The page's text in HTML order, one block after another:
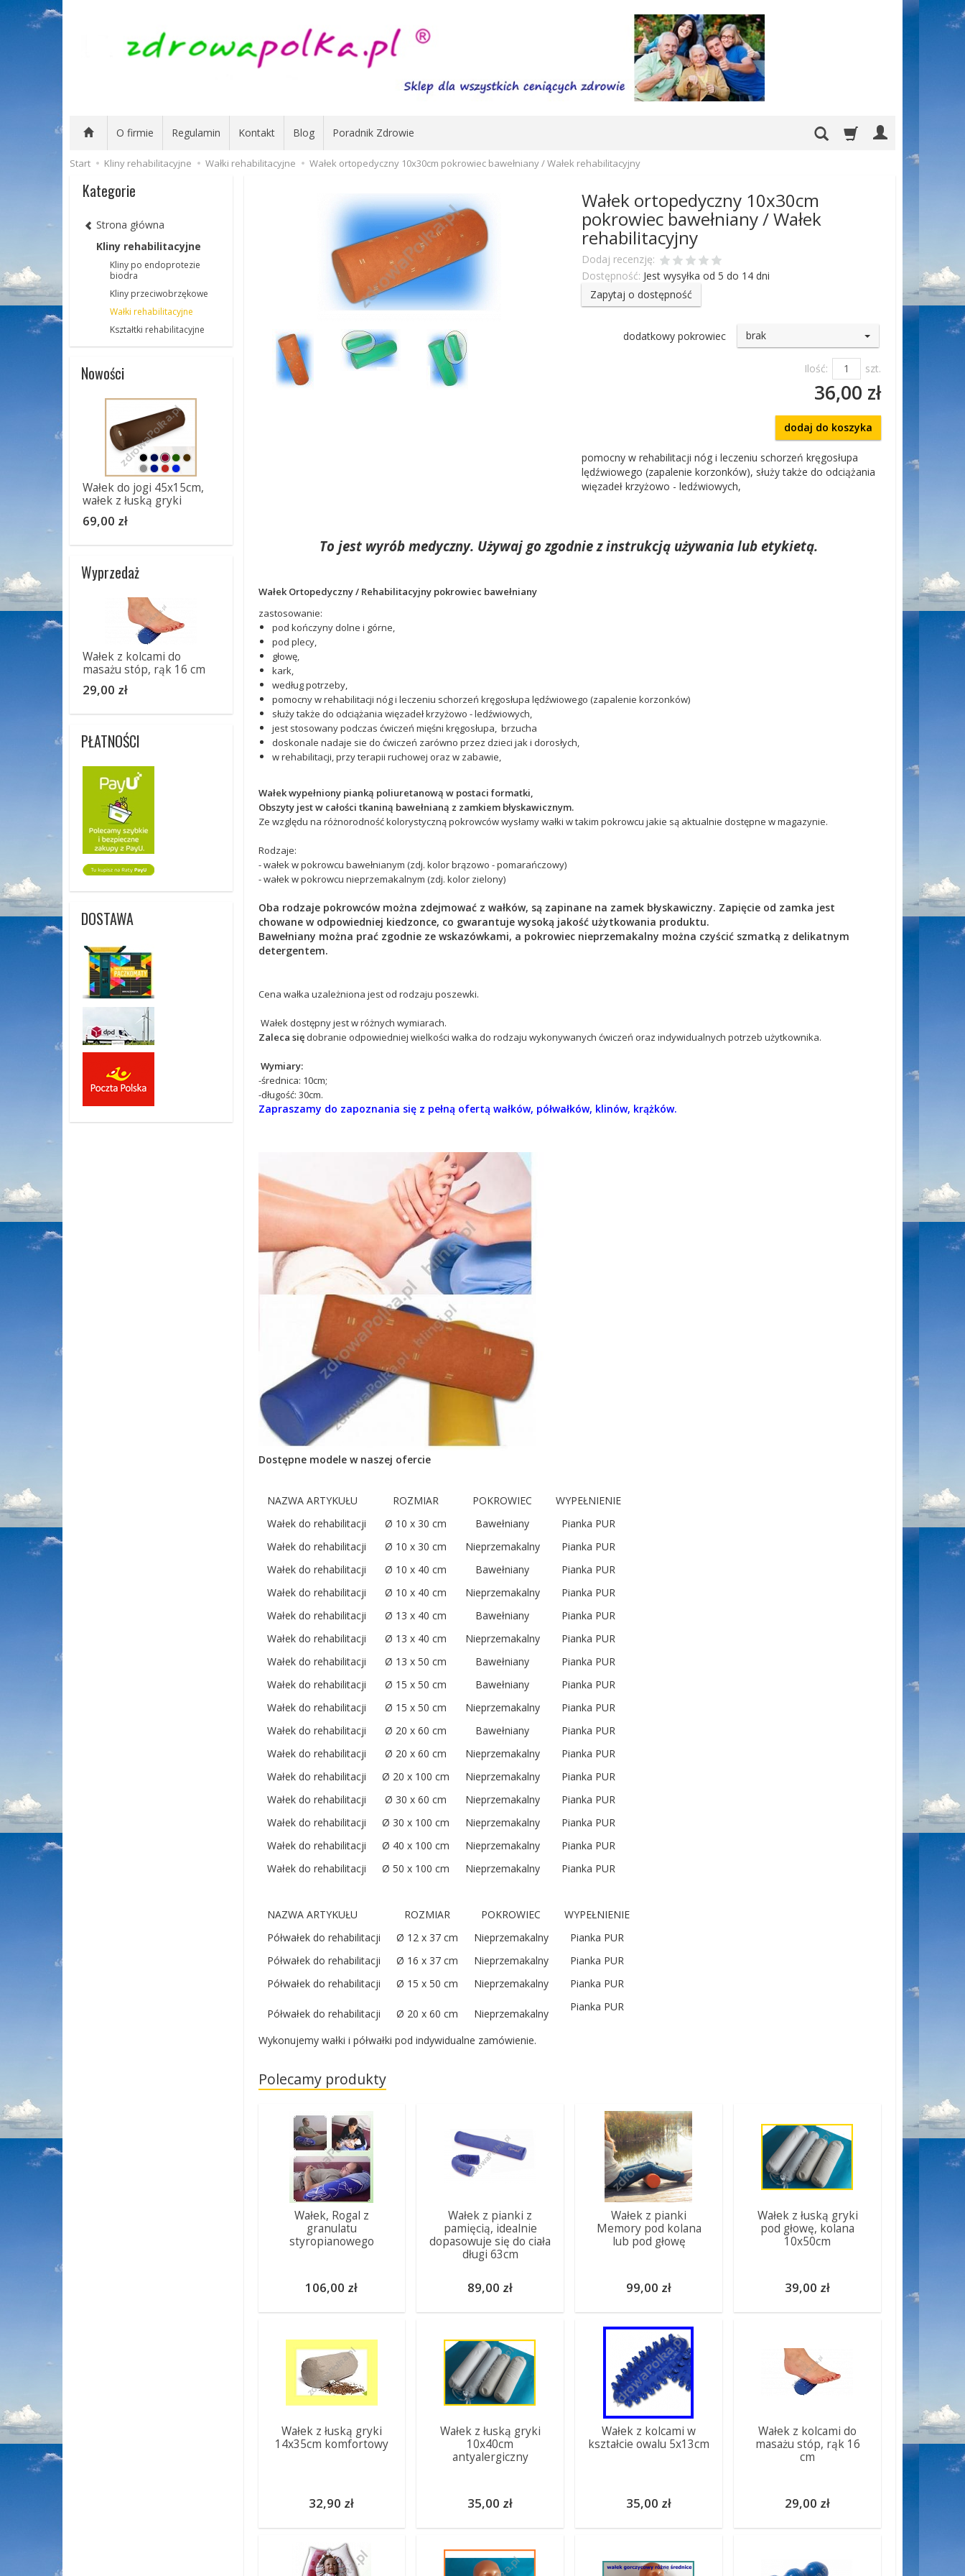
O firmie Regulamin Kontakt Blog Poradnik Zdrowie
Start Kliny rehabilitacyjne Wałki rehabilitacyjne Wałek ortopedyczny 10x30cm pokrowiec bawełniany / Wałek rehabilitacyjny
Wałek ortopedyczny 10x30cm
pokrowiec bawełniany / Wałek
rehabilitacyjny
Dodaj recenzję:
Dostępność: Jest wysyłka od 5 do 14 dni
Zapytaj o dostępność
dodatkowy pokrowiec brak
Ilość: szt.
36,00 zł
dodaj do koszyka
pomocny w rehabilitacji nóg i leczeniu schorzeń kręgosłupa
lędźwiowego (zapalenie korzonków), służy także do odciążania
więzadeł krzyżowo - ledźwiowych,
To jest wyrób medyczny. Używaj go zgodnie z instrukcją używania lub etykietą.
Wałek Ortopedyczny / Rehabilitacyjny pokrowiec bawełniany
zastosowanie:
pod kończyny dolne i górne,
pod plecy,
głowę,
kark,
według potrzeby,
pomocny w rehabilitacji nóg i leczeniu schorzeń kręgosłupa lędźwiowego (zapalenie korzonków)
służy także do odciążania więzadeł krzyżowo - ledźwiowych,
jest stosowany podczas ćwiczeń mięśni kręgosłupa, brzucha
doskonale nadaje sie do ćwiczeń zarówno przez dzieci jak i dorosłych,
w rehabilitacji, przy terapii ruchowej oraz w zabawie,
Wałek wypełniony pianką poliuretanową w postaci formatki,
Obszyty jest w całości tkaniną bawełnianą z zamkiem błyskawicznym.
Ze względu na różnorodność kolorystyczną pokrowców wysłamy wałki w takim pokrowcu jakie są aktualnie dostępne w magazynie.
Rodzaje:
- wałek w pokrowcu bawełnianym (zdj. kolor brązowo - pomarańczowy)
- wałek w pokrowcu nieprzemakalnym (zdj. kolor zielony)
Oba rodzaje pokrowców można zdejmować z wałków, są zapinane na zamek błyskawiczny. Zapięcie od zamka jest
chowane w odpowiedniej kiedzonce, co gwarantuje wysoką jakość użytkowania produktu.
Bawełniany można prać zgodnie ze wskazówkami, a pokrowiec nieprzemakalny można czyścić szmatką z delikatnym
detergentem.
Cena wałka uzależniona jest od rodzaju poszewki.
Wałek dostępny jest w różnych wymiarach.
Zaleca siędobranie odpowiedniej wielkości wałka do rodzaju wykonywanych ćwiczeń oraz indywidualnych potrzeb użytkownika.
Wymiary:
-średnica: 10cm;
-długość: 30cm.
Zapraszamy do zapoznania się z pełną ofertą wałków, półwałków, klinów, krążków.
Dostępne modele w naszej ofercie
NAZWA ARTYKUŁU ROZMIAR POKROWIEC
WYPEŁNIENIE
Wałek do rehabilitacji
Ø 10 x 30 cm Bawełniany
Pianka PUR
Wałek do rehabilitacji
Ø 10 x 30 cm Nieprzemakalny
Pianka PUR
Wałek do rehabilitacji
Ø 10 x 40 cm Bawełniany
Pianka PUR
Wałek do rehabilitacji
Ø 10 x 40 cm Nieprzemakalny
Pianka PUR
Wałek do rehabilitacji
Ø 13 x 40 cm Bawełniany
Pianka PUR
Wałek do rehabilitacji
Ø 13 x 40 cm Nieprzemakalny
Pianka PUR
Wałek do rehabilitacji
Ø 13 x 50 cm Bawełniany
Pianka PUR
Wałek do rehabilitacji
Ø 15 x 50 cm Bawełniany
Pianka PUR
Wałek do rehabilitacji
Ø 15 x 50 cm Nieprzemakalny
Pianka PUR
Wałek do rehabilitacji
Ø 20 x 60 cm Bawełniany
Pianka PUR
Wałek do rehabilitacji
Ø 20 x 60 cm Nieprzemakalny
Pianka PUR
Wałek do rehabilitacji
Ø 20 x 100 cm Nieprzemakalny
Pianka PUR
Wałek do rehabilitacji
Ø 30 x 60 cm Nieprzemakalny
Pianka PUR
Wałek do rehabilitacji
Ø 30 x 100 cm Nieprzemakalny
Pianka PUR
Wałek do rehabilitacji
Ø 40 x 100 cm Nieprzemakalny
Pianka PUR
Wałek do rehabilitacji
Ø 50 x 100 cm Nieprzemakalny Pianka PUR
NAZWA ARTYKUŁU ROZMIAR POKROWIEC
WYPEŁNIENIE
Półwałek do rehabilitacji
Ø 12 x 37 cm Nieprzemakalny
Pianka PUR
Półwałek do rehabilitacji
Ø 16 x 37 cm Nieprzemakalny
Pianka PUR
Półwałek do rehabilitacji
Ø 15 x 50 cm Nieprzemakalny Pianka PUR
Półwałek do rehabilitacji Ø 20 x 60 cm Nieprzemakalny
Pianka PUR
Wykonujemy wałki i półwałki pod indywidualne zamówienie.
Polecamy produkty
Wałek, Rogal z
granulatu
styropianowego
106,00 zł
Wałek z pianki z
pamięcią, idealnie
dopasowuje się do ciała
długi 63cm
89,00 zł
Wałek z pianki
Memory pod kolana
lub pod głowę
99,00 zł
Wałek z łuską gryki
pod głowę, kolana
10x50cm
39,00 zł
Wałek z łuską gryki
14x35cm komfortowy
32,90 zł
Wałek z łuską gryki
10x40cm
antyalergiczny
35,00 zł
Wałek z kolcami w
kształcie owalu 5x13cm
35,00 zł
Wałek z kolcami do
masażu stóp, rąk 16
cm
29,00 zł
Kategorie
Strona główna
Kliny rehabilitacyjne
Kliny po endoprotezie
biodra
Kliny przeciwobrzękowe
Wałki rehabilitacyjne
Kształtki rehabilitacyjne
Nowości
Wałek do jogi 45x15cm,
wałek z łuską gryki
69,00 zł
Wyprzedaż
Wałek z kolcami do
masażu stóp, rąk 16 cm
29,00 zł
PŁATNOŚCI
DOSTAWA